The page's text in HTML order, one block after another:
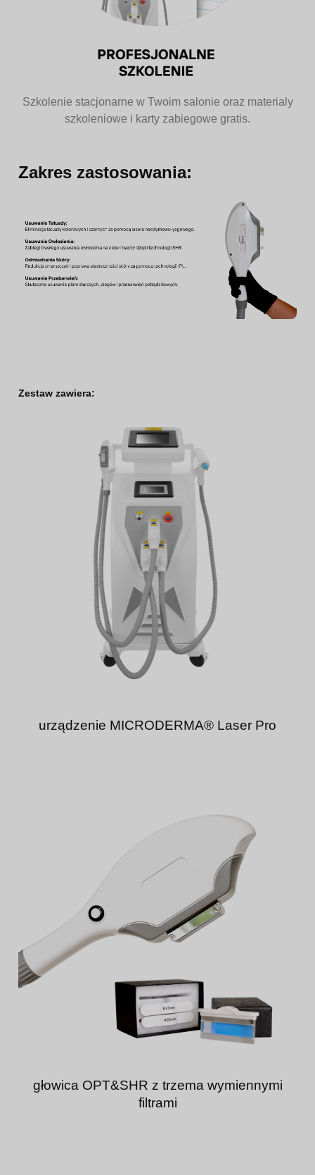
Szkolenie stacjonarne w Twoim salonie oraz materialy
szkoleniowe i karty zabiegowe gratis.
Zakres zastosowania:
Zestaw zawiera:
urządzenie MICRODERMA® Laser Pro
głowica OPT&SHR z trzema wymiennymi
filtrami